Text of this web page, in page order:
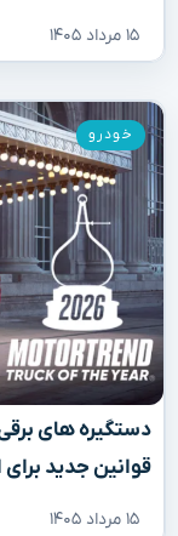
۱۵ مرداد ۱۴۰۵
دستگیره‌ های
قوانین جدید
۱۵ مرداد ۱۴۰۵
خودرو